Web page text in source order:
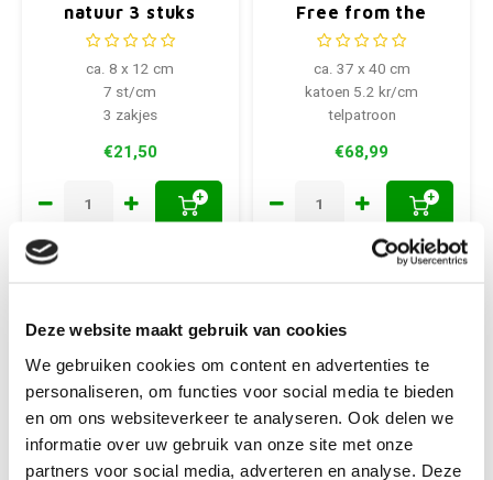
Deze website maakt gebruik van cookies
We gebruiken cookies om content en advertenties te
personaliseren, om functies voor social media te bieden
en om ons websiteverkeer te analyseren. Ook delen we
informatie over uw gebruik van onze site met onze
partners voor social media, adverteren en analyse. Deze
natuur 3 stuks
ca. 8 x 12 cm
7 st/cm
3 zakjes
€21,50
+
Free from the
birdcage
ca. 37 x 40 cm
katoen 5.2 kr/cm
telpatroon
€68,99
+